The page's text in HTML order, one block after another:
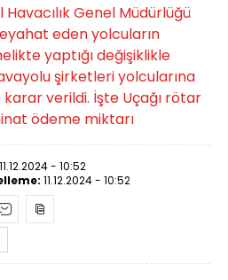
Genel Müdürlüğü
eden yolcuların
yaptığı değişiklikle
şirketleri yolcularına
verildi. İşte Uçağı rötar
ödeme miktarı
11.12.2024 - 10:52
11.12.2024 - 10:52